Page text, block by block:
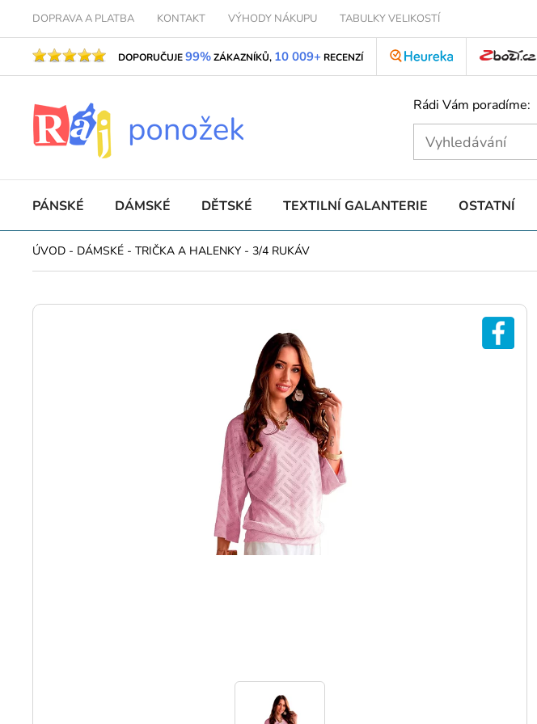
DOPRAVA A PLATBA KONTAKT VÝHODY NÁKUPU TABULKY VELIKOSTÍ
DOPORUČUJE99%ZÁKAZNÍKŮ, 10 009+ RECENZÍ
Rádi Vám poradíme:
PÁNSKÉ DÁMSKÉ DĚTSKÉ TEXTILNÍ GALANTERIE OSTATNÍ
ÚVOD - DÁMSKÉ -TRIČKA A HALENKY -3/4 RUKÁV